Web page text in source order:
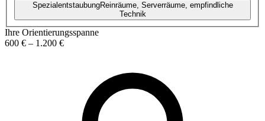
SpezialentstaubungReinräume, Serverräume, empfindliche
Technik
Ihre Orientierungsspanne
600 € – 1.200 €